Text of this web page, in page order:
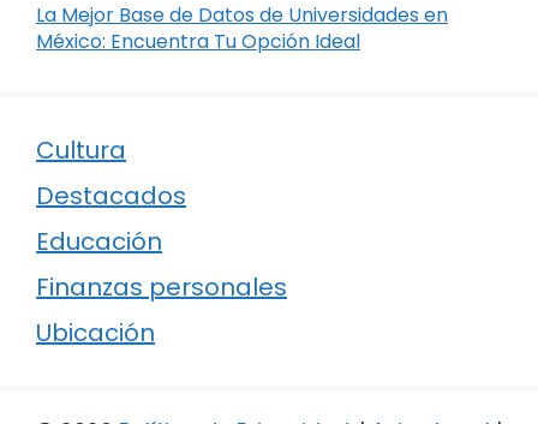
La Mejor Base de Datos de Universidades en
México: Encuentra Tu Opción Ideal
Cultura
Destacados
Educación
Finanzas personales
Ubicación